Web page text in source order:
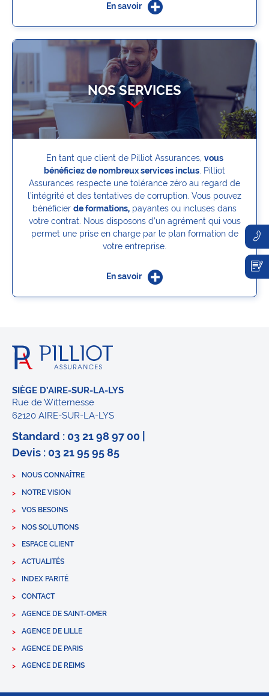
En savoir
NOS SERVICES
En tant que client de Pilliot Assurances, vous
bénéficiez de nombreux services inclus . Pilliot
Assurances respecte une tolérance zéro au regard de
l’intégrité et des tentatives de corruption. Vous pouvez
bénéficier de formations, payantes ou incluses dans
votre contrat. Nous disposons d’un agrément qui vous
permet une prise en charge par le plan formation de
votre entreprise.
En savoir
SIÈGE D’AIRE-SUR-LA-LYS
Rue de Witternesse
62120 AIRE-SUR-LA-LYS
Standard : 03 21 98 97 00 |
Devis : 03 21 95 95 85
NOUS CONNAÎTRE
NOTRE VISION
VOS BESOINS
NOS SOLUTIONS
ESPACE CLIENT
ACTUALITÉS
INDEX PARITÉ
CONTACT
AGENCE DE SAINT-OMER
AGENCE DE LILLE
AGENCE DE PARIS
AGENCE DE REIMS